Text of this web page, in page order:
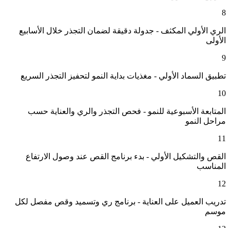
8
الري الأولي المكثف - جدولة دقيقة لضمان التجذر خلال الأسابيع
الأولى
9
تطبيق السماد الأولي - مغذيات بداية النمو لتحفيز التجذر السريع
10
المتابعة الأسبوعية للنمو - فحص التجذر والري والعناية حسب
مراحل النمو
11
القص والتشكيل الأولي - بدء برنامج القص عند وصول الارتفاع
المناسب
12
تدريب العميل على العناية - برنامج ري وتسميد وقص مفصل لكل
موسم